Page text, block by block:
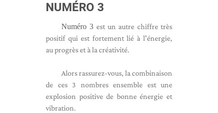
NUMÉRO 3
Numéro 3 est un autre chiffre très
positif qui est fortement lié à l'énergie,
au progrès et à la créativité.
Alors rassurez-vous, la combinaison
de ces 3 nombres ensemble est une
explosion positive de bonne énergie et
vibration.